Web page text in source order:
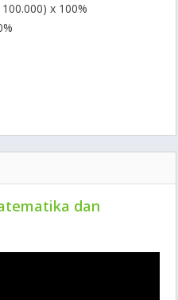
x 100%
dan